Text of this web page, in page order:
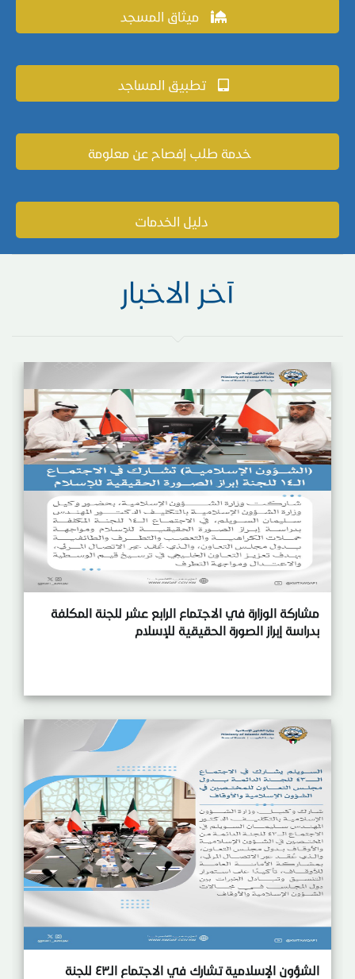
ميثاق المسجد
تطبيق المساجد
خدمة طلب إفصاح عن معلومة
دليل الخدمات
آخر الاخبار
مشاركة الوزارة في الاجتماع الرابع عشر للجنة المكلفة
بدراسة إبراز الصورة الحقيقية للإسلام
الشؤون الإسلامية تشارك في الاجتماع الـ٤٣ للجنة